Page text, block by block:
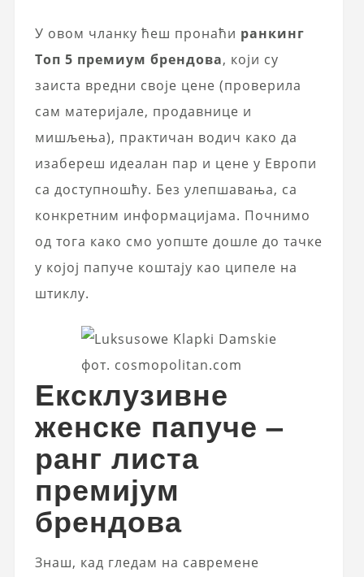
У овом чланку ћеш пронаћи ранкинг
Топ 5 премиум брендова, који су
заиста вредни своје цене (проверила
сам материјале, продавнице и
мишљења), практичан водич како да
изабереш идеалан пар и цене у Европи
са доступношћу. Без улепшавања, са
конкретним информацијама. Почнимо
од тога како смо уопште дошле до тачке
у којој папуче коштају као ципеле на
штиклу.
фот. cosmopolitan.com
Ексклузивне
женске папуче –
ранг листа
премијум
брендова
Знаш, кад гледам на савремене